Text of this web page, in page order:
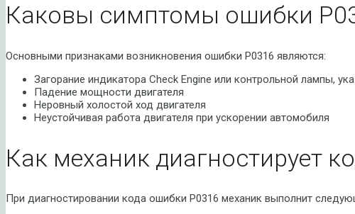
Каковы симптомы ошибки
Основными признаками возникновения ошибки P0316 являются:
Загорание индикатора Check Engine или контрольной лампы,
Падение мощности двигателя
Неровный холостой ход двигателя
Неустойчивая работа двигателя при ускорении автомобиля
Как механик диагностирует
При диагностировании кода ошибки P0316 механик выполнит